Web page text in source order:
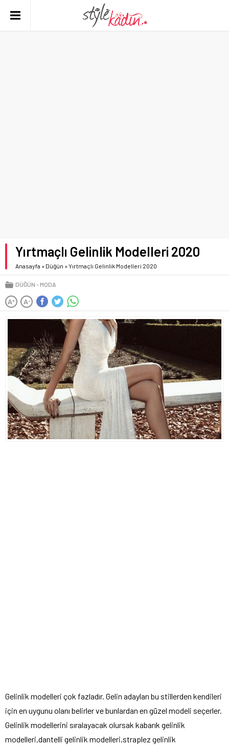
Yırtmaçlı Gelinlik Modelleri 2020
Anasayfa » Düğün »Yırtmaçlı Gelinlik Modelleri 2020
DÜĞÜN MODA
A+ A-
Gelinlik modelleri çok fazladır. Gelin adayları bu stillerden kendileri
için en uygunu olanı belirler ve bunlardan en güzel modeli seçerler.
Gelinlik modellerini sıralayacak olursak kabarık gelinlik
modelleri,dantelli gelinlik modelleri,straplez gelinlik